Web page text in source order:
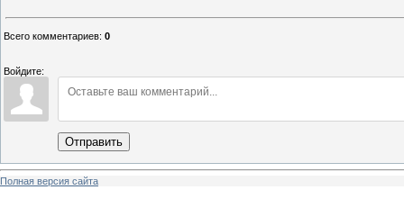
Всего комментариев: 0
Войдите:
Отправить
Полная версия сайта